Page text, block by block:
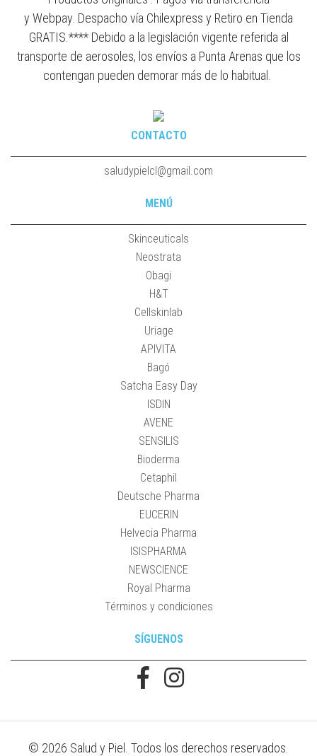
y Webpay. Despacho vía Chilexpress y Retiro en Tienda
GRATIS.**** Debido a la legislación vigente referida al
transporte de aerosoles, los envíos a Punta Arenas que los
contengan pueden demorar más de lo habitual.
CONTACTO
saludypielcl@gmail.com
MENÚ
Skinceuticals
Neostrata
Obagi
H&T
Cellskinlab
Uriage
APIVITA
Bagó
Satcha Easy Day
ISDIN
AVENE
SENSILIS
Bioderma
Cetaphil
Deutsche Pharma
EUCERIN
Helvecia Pharma
ISISPHARMA
NEWSCIENCE
Royal Pharma
Términos y condiciones
SÍGUENOS
© 2026 Salud y Piel. Todos los derechos reservados.